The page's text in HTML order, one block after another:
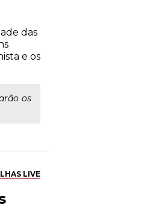
das
e os
os
LIVE